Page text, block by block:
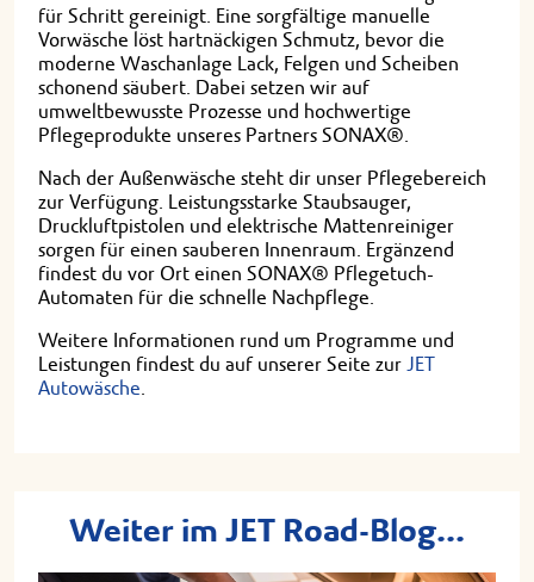
für Schritt gereinigt. Eine sorgfältige manuelle
Vorwäsche löst hartnäckigen Schmutz, bevor die
moderne Waschanlage Lack, Felgen und Scheiben
schonend säubert. Dabei setzen wir auf
umweltbewusste Prozesse und hochwertige
Pflegeprodukte unseres Partners SONAX®.
Nach der Außenwäsche steht dir unser Pflegebereich
zur Verfügung. Leistungsstarke Staubsauger,
Druckluftpistolen und elektrische Mattenreiniger
sorgen für einen sauberen Innenraum. Ergänzend
findest du vor Ort einen SONAX® Pflegetuch-
Automaten für die schnelle Nachpflege.
Weitere Informationen rund um Programme und
Leistungen findest du auf unserer Seite zur JET
Autowäsche
Weiter im JET Road-Blog...